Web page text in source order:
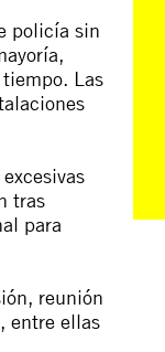
policía sin
Las
excesivas
tras
para
reunión
entre ellas